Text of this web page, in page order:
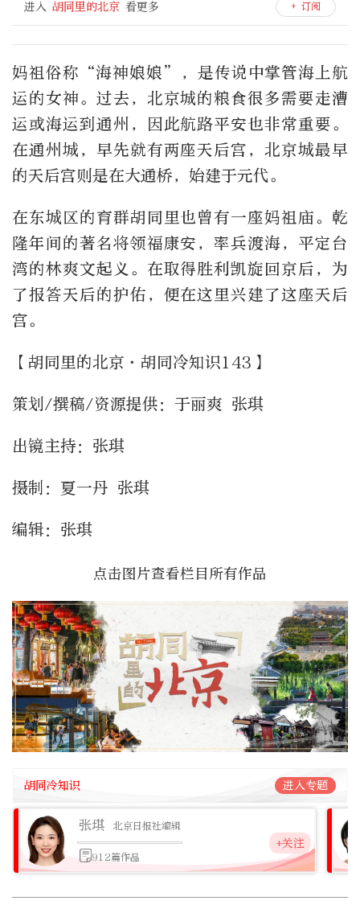
进入 胡同里的北京 看更多 + 订阅
妈祖俗称“海神娘娘”，是传说中掌管海上航
运的女神。过去，北京城的粮食很多需要走漕
运或海运到通州，因此航路平安也非常重要。
在通州城，早先就有两座天后宫，北京城最早
的天后宫则是在大通桥，始建于元代。
在东城区的育群胡同里也曾有一座妈祖庙。乾
隆年间的著名将领福康安，率兵渡海，平定台
湾的林爽文起义。在取得胜利凯旋回京后，为
了报答天后的护佑，便在这里兴建了这座天后
宫。
【胡同里的北京·胡同冷知识143】
策划/撰稿/资源提供：于丽爽 张琪
出镜主持：张琪
摄制：夏一丹 张琪
编辑：张琪
点击图片查看栏目所有作品
胡同冷知识 进入专题
张琪 北京日报社编辑
912篇作品
+关注